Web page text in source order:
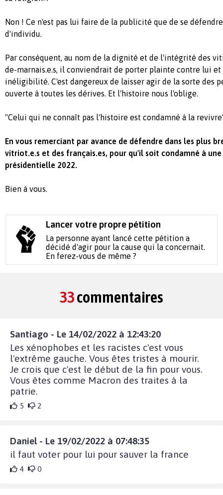
Non ! Ce n'est pas lui faire de la publicité que de se
d'individu.
Par conséquent, au nom de la dignité et de l'intégrité des
de-marnais.e.s, il conviendrait de porter plainte contre lui et
inéligibilité. C'est dangereux de laisser agir de la sorte des
ouverte à toutes les dérives. Et l'histoire nous l'oblige.
"Celui qui ne connaît pas l'histoire est condamné à la
En vous remerciant par avance de défendre dans les plus
vitriot.e.s et des français.es, pour qu'il soit condamné à
présidentielle 2022.
Bien à vous.
Lancer votre propre pétition
La personne ayant lancé cette pétition a
décidé d'agir pour la cause qui la concernait.
En ferez-vous de même ?
33commentaires
Santiago - Le 14/02/2022 à 12:43:20
Les xénophobes et les racistes c'est vous
l'extrême gauche. Vous êtes tristes à mourir.
Je crois que c'est le début de la fin pour vous.
Vous êtes comme Macron des traites à la
patrie.
5 2
Daniel - Le 19/02/2022 à 07:48:35
il faut voter pour lui pour sauver la france
4 0